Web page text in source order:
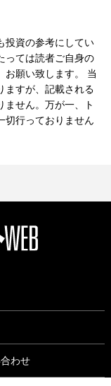
投資の参考にしてい
っては読者ご自身の
お願い致します。 当
ますが、記載される
ません。万が一、ト
切行っておりません
わせ